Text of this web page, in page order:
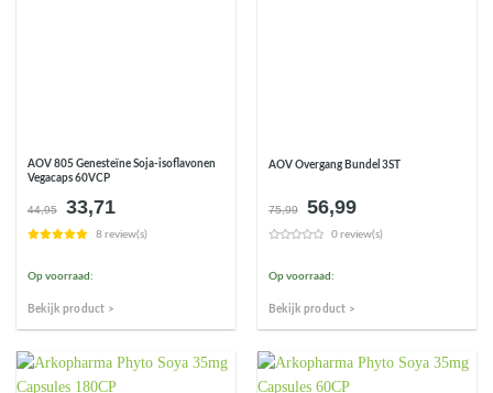
AOV 805 Genesteïne Soja-isoflavonen
Vegacaps 60VCP
44,95
Oorspronkelijke
prijs
was:
33,71
prijs
is:
8 review(s)
Op voorraad:
Bekijk product >
AOV Overgang Bundel 3ST
75,99
Oorspronkelijke
prijs
was:
56,99Huidige
prijs
is:
0 review(s)
Op voorraad:
Bekijk product >